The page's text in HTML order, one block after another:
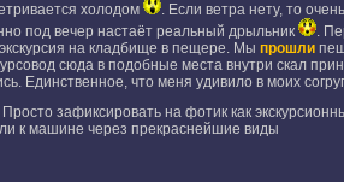
холодом
. Если ветра нету, то
под вечер настаёт реальный дрыльник
.
на кладбище в пещере. Мы прошли
сюда в подобные места внутри скал
Единственное, что меня удивило в моих
Просто зафиксировать на фотик как
к машине через прекраснейшие виды